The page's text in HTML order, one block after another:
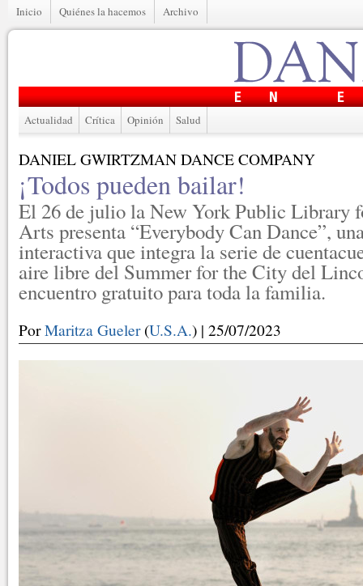
Inicio Quiénes la hacemos Archivo
Actualidad Crítica Opinión Salud
DANIEL GWIRTZMAN DANCE COMPANY
¡Todos pueden bailar!
El 26 de julio la New York Public Library
Arts presenta “Everybody Can Dance”,
interactiva que integra la serie de
aire libre del Summer for the City del
encuentro gratuito para toda la familia.
PorMaritza Gueler(U.S.A.) | 25/07/2023